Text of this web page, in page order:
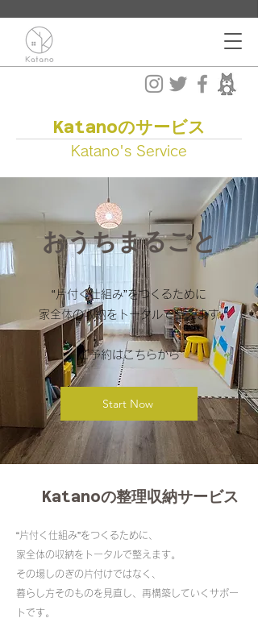
Katanoのサービス
Katano's Service
おうちまるごと
“片付く仕組み”をつくるために
家全体の収納をトータルで整えます
​ご予約はこちらから
Start Now
Katanoの整理収納サービス
“片付く仕組み”をつくるために、
家全体の収納をトータルで整えます。
その場しのぎの片付けではなく、
暮らし方そのものを見直し、再構築していくサポー
トです。